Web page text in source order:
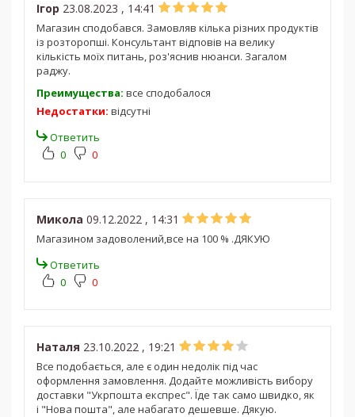
Ігор 23.08.2023 , 14:41
Магазин сподобався. Замовляв кілька різних продуктів
із розторопші. Консультант відповів на велику
кількість моїх питань, роз'яснив нюанси. Загалом
раджу.
Преимущества: все сподобалося
Недостатки: відсутні
Ответить
0
0
Микола 09.12.2022 , 14:31
Магазином задоволений,все на 100 % .ДЯКУЮ
Ответить
0
0
Наталя 23.10.2022 , 19:21
Все подобається, але є один недолік під час
оформлення замовлення. Додайте можливість вибору
доставки "Укрпошта експрес". Їде так само швидко, як
і "Нова пошта", але набагато дешевше. Дякую.